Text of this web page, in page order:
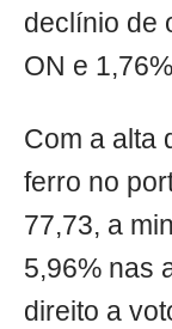
declínio de
ON e
Com a alta
ferro no
77,73, a
5,96% nas
direito a